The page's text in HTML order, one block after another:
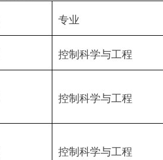
专业
控制科学与工程
控制科学与工程
控制科学与工程